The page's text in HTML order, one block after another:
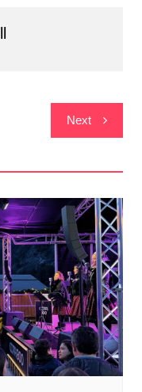
Next